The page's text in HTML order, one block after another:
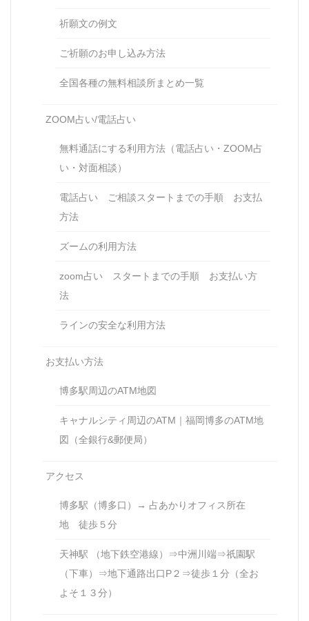
祈願文の例文
ご祈願のお申し込み方法
全国各種の無料相談所まとめ一覧
ZOOM占い/電話占い
無料通話にする利用方法（電話占い・ZOOM占
い・対面相談）
電話占い ご相談スタートまでの手順 お支払
方法
ズームの利用方法
zoom占い スタートまでの手順 お支払い方
法
ラインの安全な利用方法
お支払い方法
博多駅周辺のATM地図
キャナルシティ周辺のATM｜福岡博多のATM地
図（全銀行&郵便局）
アクセス
博多駅（博多口）→ 占あかりオフィス所在
地 徒歩５分
天神駅 （地下鉄空港線）⇒中洲川端⇒祇園駅
（下車）⇒地下通路出口P２⇒徒歩１分（全お
よそ１３分）